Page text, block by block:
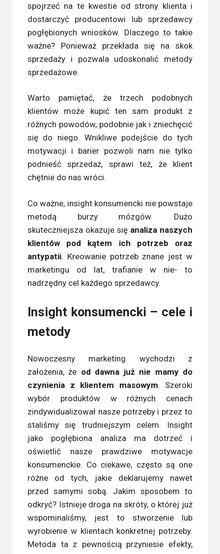
spojrzeć na te kwestie od strony klienta i
dostarczyć producentowi lub sprzedawcy
pogłębionych wniosków. Dlaczego to takie
ważne? Ponieważ przekłada się na skok
sprzedaży i pozwala udoskonalić metody
sprzedażowe.
Warto pamiętać, że trzech podobnych
klientów może kupić ten sam produkt z
różnych powodów, podobnie jak i zniechęcić
się do niego. Wnikliwe podejście do tych
motywacji i barier pozwoli nam nie tylko
podnieść sprzedaż, sprawi też, że klient
chętnie do nas wróci.
Co ważne, insight konsumencki nie powstaje
metodą burzy mózgów. Dużo
skuteczniejsza okazuje się analiza naszych
klientów pod kątem ich potrzeb oraz
antypatii. Kreowanie potrzeb znane jest w
marketingu od lat, trafianie w nie- to
nadrzędny cel każdego sprzedawcy.
Insight konsumencki – cele i
metody
Nowoczesny marketing wychodzi z
założenia, że od dawna już nie mamy do
czynienia z klientem masowym. Szeroki
wybór produktów w różnych cenach
zindywidualizował nasze potrzeby i przez to
staliśmy się trudniejszym celem. Insight
jako pogłębiona analiza ma dotrzeć i
oświetlić nasze prawdziwe motywacje
konsumenckie. Co ciekawe, często są one
różne od tych, jakie deklarujemy nawet
przed samymi sobą. Jakim sposobem to
odkryć? Istnieje droga na skróty, o której już
wspominaliśmy, jest to stworzenie lub
wyrobienie w klientach konkretnej potrzeby.
Metoda ta z pewnością przyniesie efekty,